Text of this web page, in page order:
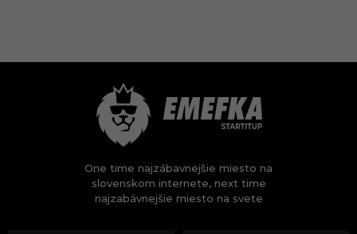
One time najzábavnejšie miesto na
slovenskom internete, next time
najzabávnejšie miesto na svete